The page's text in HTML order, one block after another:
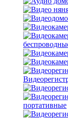
портативные